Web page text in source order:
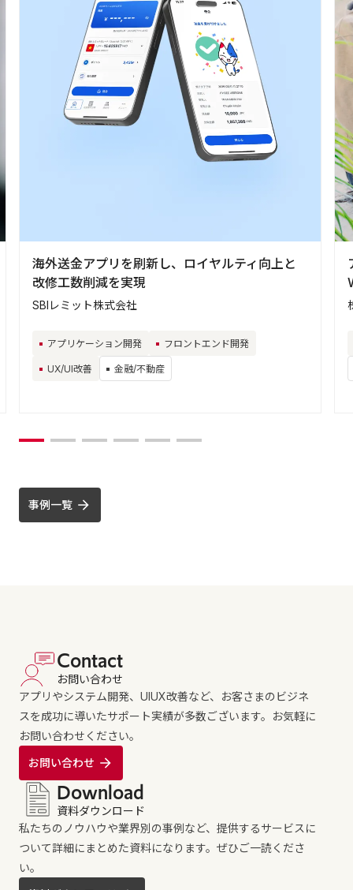
海外送金アプリを刷新し、ロイヤルティ向上と
改修工数削減を実現
SBIレミット株式会社
アプリケーション開発 フロントエンド開発
UX/UI改善 金融/不動産
事例一覧
Contact
お問い合わせ
アプリやシステム開発、UIUX改善など、お客さまのビジネ
スを成功に導いたサポート実績が多数ございます。お気軽に
お問い合わせください。
お問い合わせ
Download
資料ダウンロード
私たちのノウハウや業界別の事例など、提供するサービスに
ついて詳細にまとめた資料になります。ぜひご一読くださ
い。